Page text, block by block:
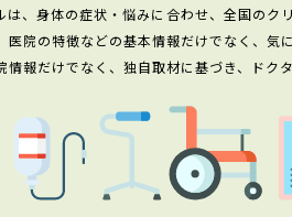
は、身体の症状・悩みに合わせ、全国のク
院の特徴などの基本情報だけでなく、
情報だけでなく、独自取材に基づき、ドク